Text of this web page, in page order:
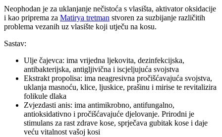
Neophodan je za uklanjanje nečistoća s vlasišta, aktivator oksidacije
i kao priprema za Matirya tretman stvoren za suzbijanje različitih
problema vezanih uz vlasište koji utječu na kosu.
Sastav:
Ulje čajevca: ima vrijedna ljekovita, dezinfekcijska,
antibakterijska, antigljivična i iscjeljujuća svojstva
Ekstrakt propolisa: ima neagresivna pročišćavajuća svojstva,
uklanja masnoću, klice, ljuskice, prašinu i mirise te revitalizira
folikule dlaka
Zvjezdasti anis: ima antimikrobno, antifungalno,
antioksidativno i pročišćavajuće djelovanje. Prirodni je
stimulans za rast zdrave kose, sprječava gubitak kose i daje
veću vitalnost vašoj kosi